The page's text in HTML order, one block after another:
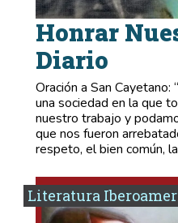
Honrar
Diario
Oración a San
una sociedad en la que
nuestro trabajo y
que nos fueron
respeto, el bien común,
Literatura